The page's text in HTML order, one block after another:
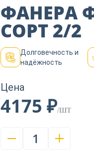
ФАНЕРА
СОРТ 2/2
Долговечность и
надёжность
Цена
4175 ₽/ШТ
1